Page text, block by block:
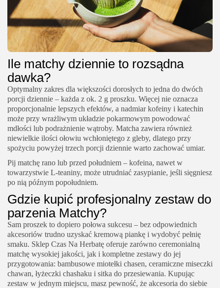
Ile matchy dziennie to rozsądna
dawka?
Optymalny zakres dla większości dorosłych to jedna do dwóch
porcji dziennie – każda z ok. 2 g proszku. Więcej nie oznacza
proporcjonalnie lepszych efektów, a nadmiar kofeiny i katechin
może przy wrażliwym układzie pokarmowym powodować
mdłości lub podrażnienie wątroby. Matcha zawiera również
niewielkie ilości ołowiu wchłoniętego z gleby, dlatego przy
spożyciu powyżej trzech porcji dziennie warto zachować umiar.
Pij matchę rano lub przed południem – kofeina, nawet w
towarzystwie L-teaniny, może utrudniać zasypianie, jeśli sięgniesz
po nią późnym popołudniem.
Gdzie kupić profesjonalny zestaw do
parzenia Matchy?
Sam proszek to dopiero połowa sukcesu – bez odpowiednich
akcesoriów trudno uzyskać kremową piankę i wydobyć pełnię
smaku. Sklep Czas Na Herbatę oferuje zarówno ceremonialną
matchę wysokiej jakości, jak i kompletne zestawy do jej
przygotowania: bambusowe miotełki chasen, ceramiczne miseczki
chawan, łyżeczki chashaku i sitka do przesiewania. Kupując
zestaw w jednym miejscu, masz pewność, że akcesoria do siebie